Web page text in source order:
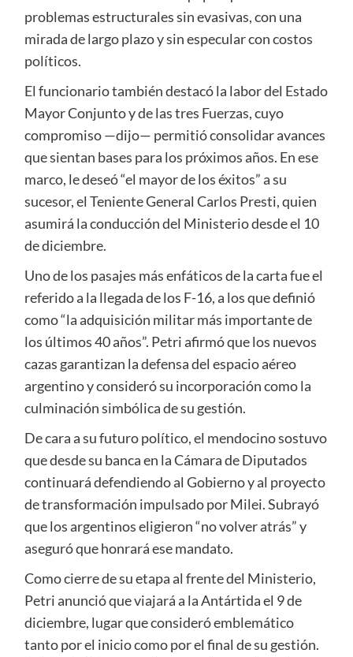
problemas estructurales sin evasivas, con una
mirada de largo plazo y sin especular con costos
políticos.
El funcionario también destacó la labor del Estado
Mayor Conjunto y de las tres Fuerzas, cuyo
compromiso —dijo— permitió consolidar avances
que sientan bases para los próximos años. En ese
marco, le deseó “el mayor de los éxitos” a su
sucesor, el Teniente General Carlos Presti, quien
asumirá la conducción del Ministerio desde el 10
de diciembre.
Uno de los pasajes más enfáticos de la carta fue el
referido a la llegada de los F-16, a los que definió
como “la adquisición militar más importante de
los últimos 40 años”. Petri afirmó que los nuevos
cazas garantizan la defensa del espacio aéreo
argentino y consideró su incorporación como la
culminación simbólica de su gestión.
De cara a su futuro político, el mendocino sostuvo
que desde su banca en la Cámara de Diputados
continuará defendiendo al Gobierno y al proyecto
de transformación impulsado por Milei. Subrayó
que los argentinos eligieron “no volver atrás” y
aseguró que honrará ese mandato.
Como cierre de su etapa al frente del Ministerio,
Petri anunció que viajará a la Antártida el 9 de
diciembre, lugar que consideró emblemático
tanto por el inicio como por el final de su gestión.